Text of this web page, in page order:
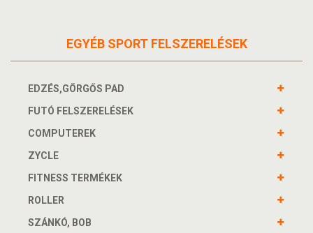
EGYÉB SPORT FELSZERELÉSEK
EDZÉS,GÖRGŐS PAD
FUTÓ FELSZERELÉSEK
COMPUTEREK
ZYCLE
FITNESS TERMÉKEK
ROLLER
SZÁNKÓ, BOB